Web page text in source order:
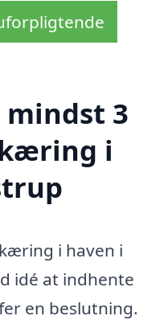
3
i
i haven i
idé at indhente
en beslutning.